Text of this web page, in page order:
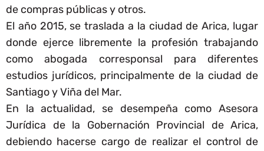
de compras públicas y otros.
El año 2015, se traslada a la ciudad de Arica, lugar
donde ejerce libremente la profesión trabajando
como abogada corresponsal para diferentes
estudios jurídicos, principalmente de la ciudad de
Santiago y Viña del Mar.
En la actualidad, se desempeña como Asesora
Jurídica de la Gobernación Provincial de Arica,
debiendo hacerse cargo de realizar el control de